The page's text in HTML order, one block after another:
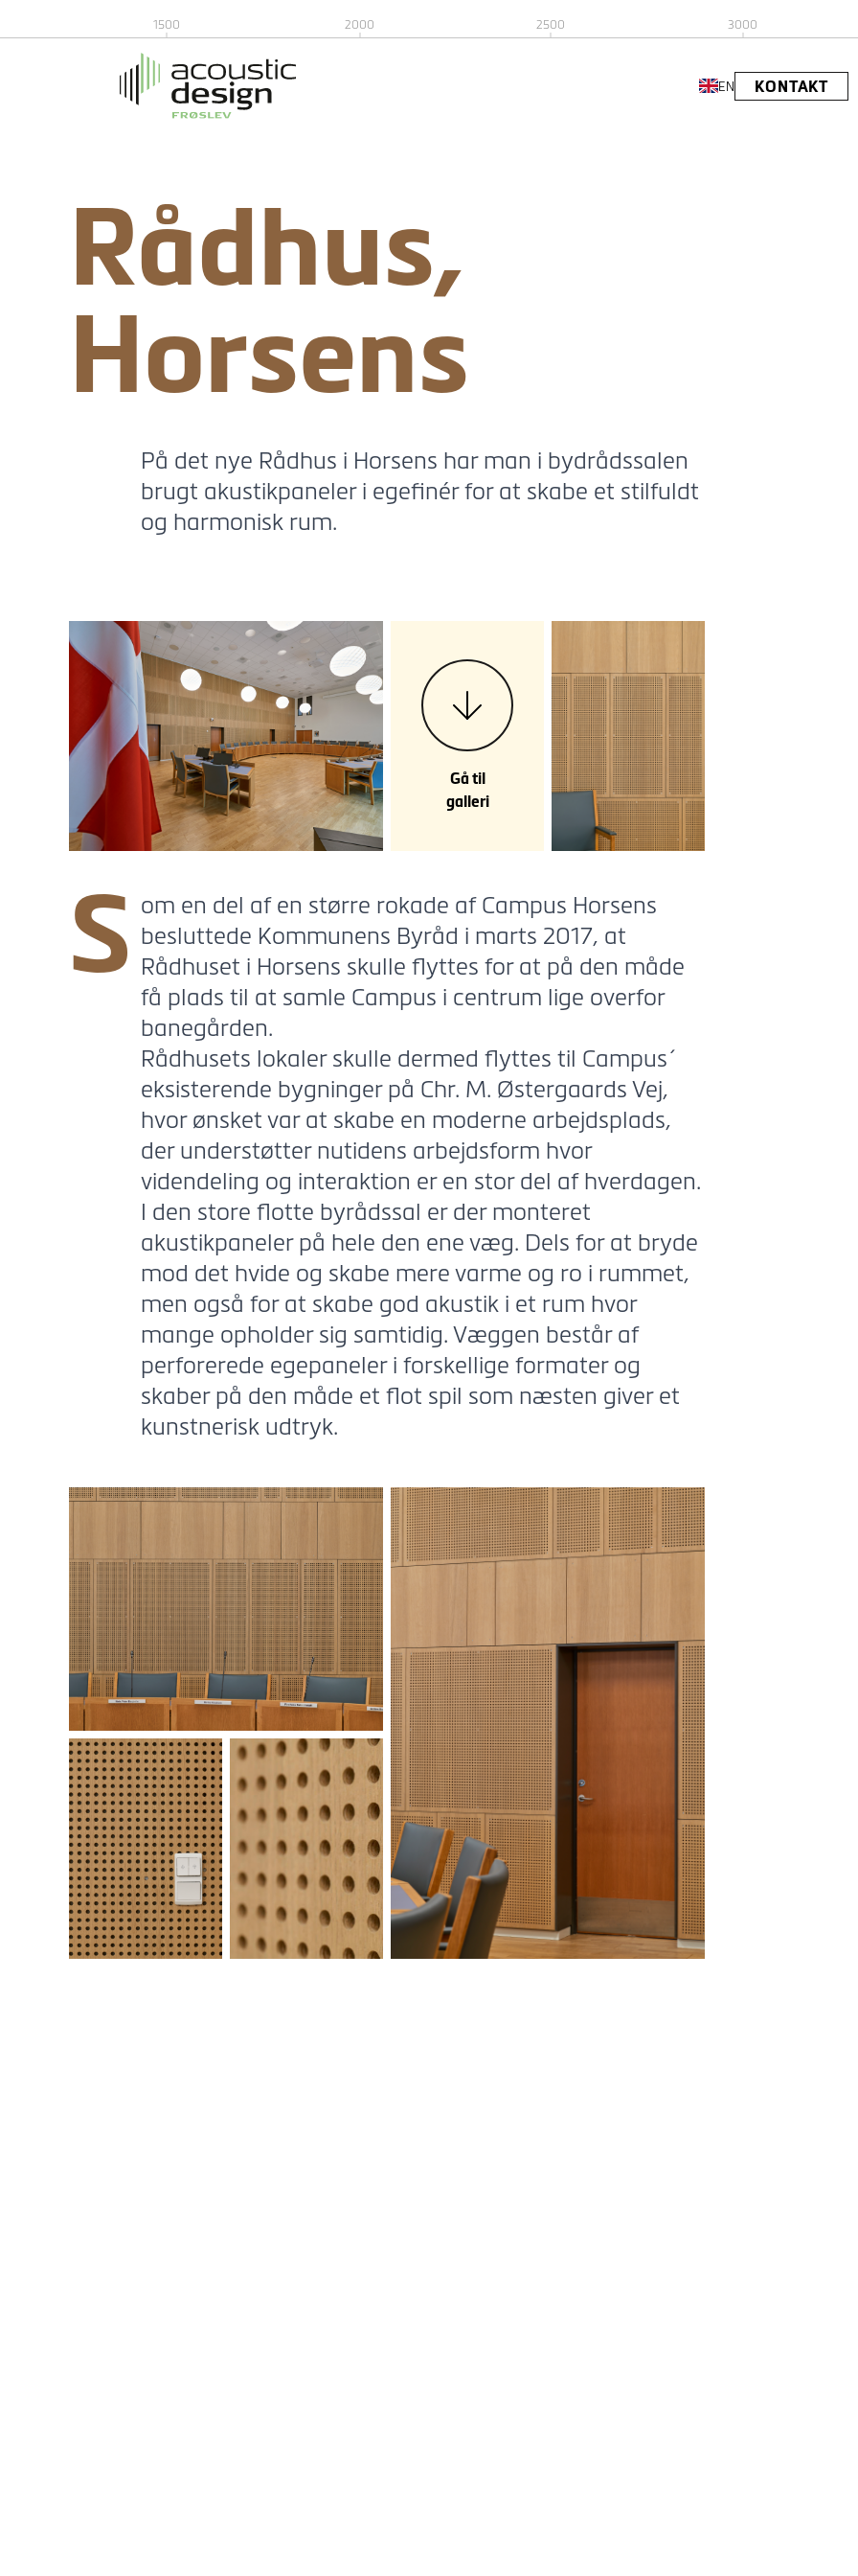
EN KONTAKT
1500 2000 2500 3000
Rådhus,
Horsens
På det nye Rådhus i Horsens har man i bydrådssalen
brugt akustikpaneler i egefinér for at skabe et stilfuldt
og harmonisk rum.
Gå til
galleri
S om en del af en større rokade af Campus Horsens
besluttede Kommunens Byråd i marts 2017, at
Rådhuset i Horsens skulle flyttes for at på den måde
få plads til at samle Campus i centrum lige overfor
banegården.
Rådhusets lokaler skulle dermed flyttes til Campus´
eksisterende bygninger på Chr. M. Østergaards Vej,
hvor ønsket var at skabe en moderne arbejdsplads,
der understøtter nutidens arbejdsform hvor
videndeling og interaktion er en stor del af hverdagen.
I den store flotte byrådssal er der monteret
akustikpaneler på hele den ene væg. Dels for at bryde
mod det hvide og skabe mere varme og ro i rummet,
men også for at skabe god akustik i et rum hvor
mange opholder sig samtidig. Væggen består af
perforerede egepaneler i forskellige formater og
skaber på den måde et flot spil som næsten giver et
kunstnerisk udtryk.